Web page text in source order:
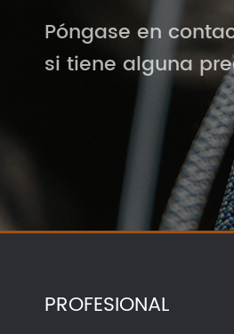
Póngase en
si tiene alguna
PROFESIONAL